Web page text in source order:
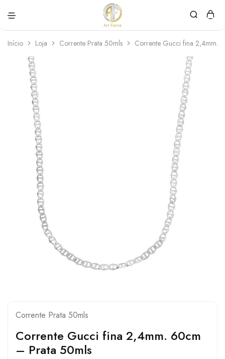
Force
personalizadas
Início Loja Corrente Prata 50mls Corrente Gucci fina 2,4mm.
Corrente Prata 50mls
Corrente Gucci fina 2,4mm. 60cm
– Prata 50mls